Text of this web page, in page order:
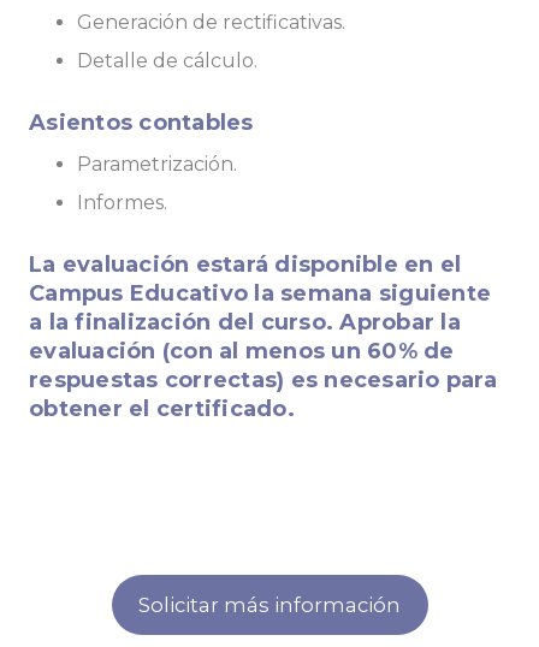
Generación de rectificativas.
Detalle de cálculo.
Asientos contables
Parametrización.
Informes.
La evaluación estará disponible en el
Campus Educativo la semana siguiente
a la finalización del curso. Aprobar la
evaluación (con al menos un 60% de
respuestas correctas) es necesario para
obtener el certificado.
Solicitar más información